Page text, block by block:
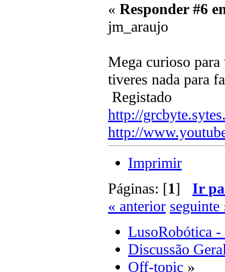
« Responder #6
jm_araujo
Mega curioso para
tiveres nada para
Registado
http://
http://
Imprimir
Páginas: [1] Ir
« anterior seguinte
LusoRobótica -
Discussão
Off-topic »